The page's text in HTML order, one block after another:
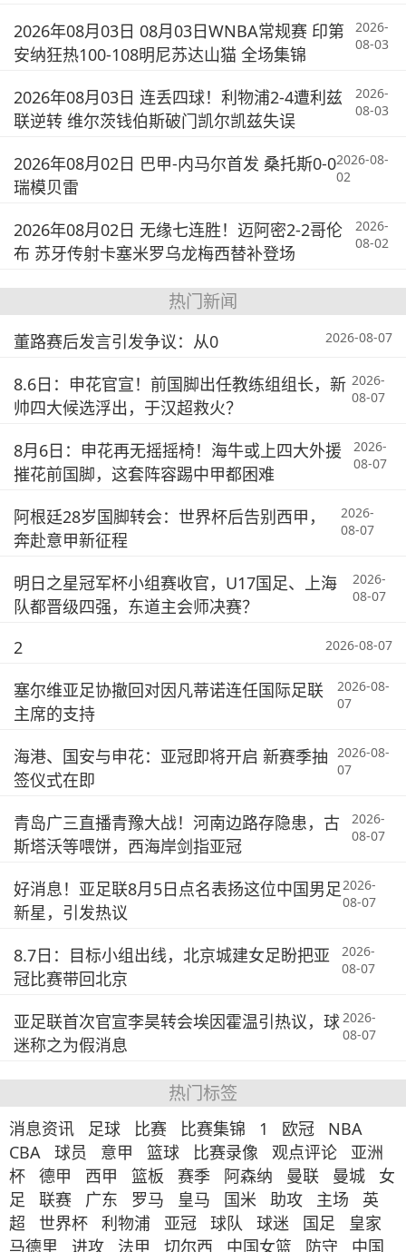
2026年08月03日 08月03日WNBA常规赛 印第
安纳狂热100-108明尼苏达山猫 全场集锦
2026-
08-03
2026年08月03日 连丢四球！利物浦2-4遭利兹
联逆转 维尔茨钱伯斯破门凯尔凯兹失误
2026-
08-03
2026年08月02日 巴甲-内马尔首发 桑托斯0-0
瑞模贝雷
2026-08-
02
2026年08月02日 无缘七连胜！迈阿密2-2哥伦
布 苏牙传射卡塞米罗乌龙梅西替补登场
2026-
08-02
热门新闻
董路赛后发言引发争议：从0 2026-08-07
8.6日：申花官宣！前国脚出任教练组组长，新
帅四大候选浮出，于汉超救火？
2026-
08-07
8月6日：申花再无摇摇椅！海牛或上四大外援
摧花前国脚，这套阵容踢中甲都困难
2026-
08-07
阿根廷28岁国脚转会：世界杯后告别西甲，
奔赴意甲新征程
2026-
08-07
明日之星冠军杯小组赛收官，U17国足、上海
队都晋级四强，东道主会师决赛？
2026-
08-07
2 2026-08-07
塞尔维亚足协撤回对因凡蒂诺连任国际足联
主席的支持
2026-08-
07
海港、国安与申花：亚冠即将开启 新赛季抽
签仪式在即
2026-08-
07
青岛广三直播青豫大战！河南边路存隐患，古
斯塔沃等喂饼，西海岸剑指亚冠
2026-
08-07
好消息！亚足联8月5日点名表扬这位中国男足
新星，引发热议
2026-
08-07
8.7日：目标小组出线，北京城建女足盼把亚
冠比赛带回北京
2026-
08-07
亚足联首次官宣李昊转会埃因霍温引热议，球
迷称之为假消息
2026-
08-07
热门标签
消息资讯 足球 比赛 比赛集锦 1 欧冠
NBA
CBA
球员 意甲 篮球 比赛录像 观点评论
亚洲
杯
德甲 西甲 篮板 赛季 阿森纳 曼联 曼城
女
足
联赛 广东 罗马 皇马 国米 助攻 主场
英
超
世界杯 利物浦 亚冠 球队 球迷 国足
皇家
马德里
进攻 法甲 切尔西 中国女篮 防守 中国